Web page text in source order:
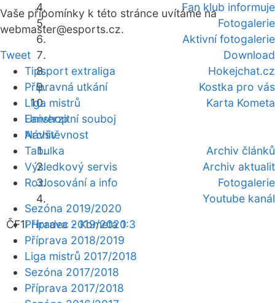
Fan klub informuje
Fotogalerie
Aktivní fotogalerie
Download
Hokejchat.cz
Kostka pro vás
Karta Kometa
Fanshop
Archiv
Archiv článků
Archiv aktualit
Fotogalerie
Youtube kanál
ČF1:Hradec - Kometa 1:3
Vaše připomínky k této stránce uvítáme na
webmaster@esports.cz.
Tweet
Tipsport extraliga
Přípravná utkání
Liga mistrů
Univerzitní souboj
Návštěvnost
Tabulka
Výsledkový servis
Rozlosování a info
Sezóna 2019/2020
Příprava 2019/2020
Příprava 2018/2019
Liga mistrů 2017/2018
Sezóna 2017/2018
Příprava 2017/2018